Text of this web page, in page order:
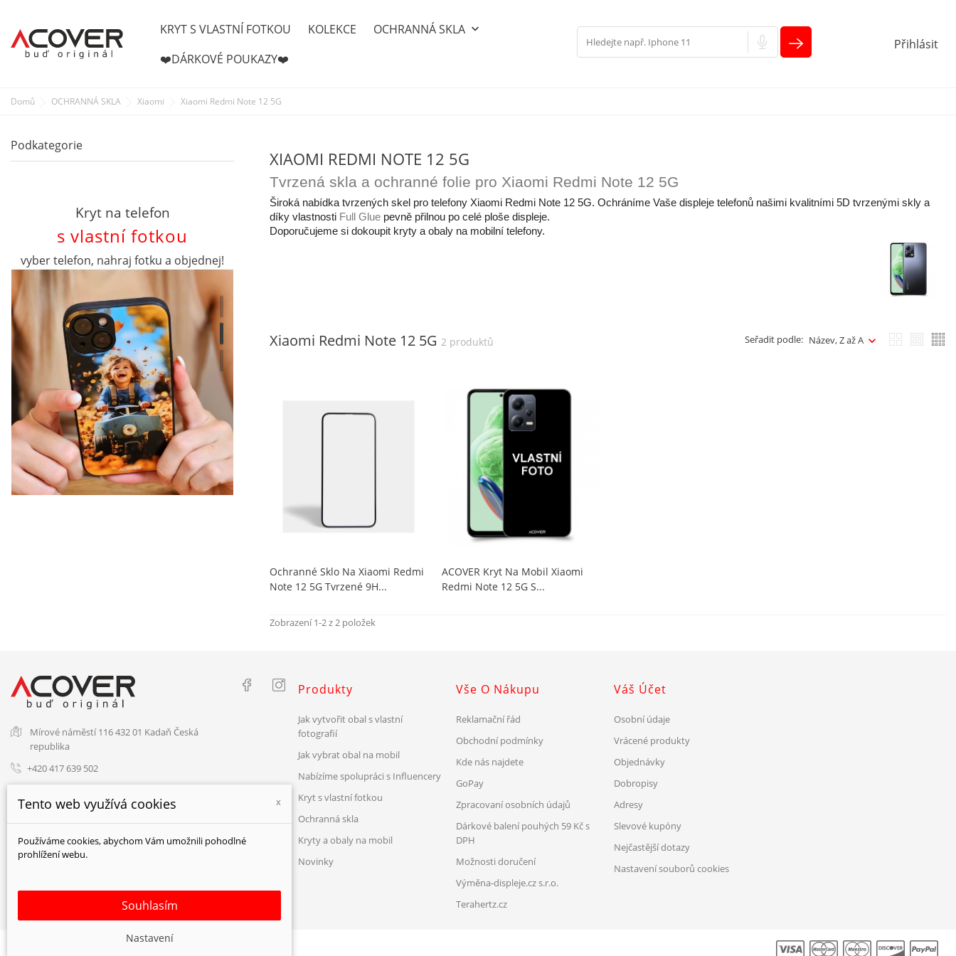
KRYT S VLASTNÍ FOTKOU KOLEKCE OCHRANNÁ SKLA keyboard_arrow_down
❤️DÁRKOVÉ POUKAZY❤️
Přihlásit
Domů OCHRANNÁ SKLA Xiaomi Xiaomi Redmi Note 12 5G
Podkategorie
Kryt na telefon
s vlastní fotkou
vyber telefon, nahraj fotku a objednej!
Kryt na telefon
vyber telefon, nahraj fotku a objednej!
XIAOMI REDMI NOTE 12 5G
Tvrzená skla a ochranné folie pro Xiaomi Redmi Note 12 5G
Široká nabídka tvrzených skel pro telefony Xiaomi Redmi Note 12 5G. Ochráníme Vaše displeje telefonů našimi kvalitními 5D tvrzenými skly a
díky vlastnosti Full Gluepevně přilnou po celé ploše displeje.
Doporučujeme si dokoupit kryty a obaly na mobilní telefony.
Xiaomi Redmi Note 12 5G 2 produktů Seřadit podle: Název, Z až A
Ochranné Sklo Na Xiaomi Redmi
Note 12 5G Tvrzené 9H...
ACOVER Kryt Na Mobil Xiaomi
Redmi Note 12 5G S...
Zobrazení 1-2 z 2 položek
Mírové náměstí 116432 01 Kadaň Česká
republika
+420 417 639 502
Produkty
Jak vytvořit obal s vlastní
fotografií
Jak vybrat obal na mobil
Nabízíme spolupráci s Influencery
Kryt s vlastní fotkou
Ochranná skla
Kryty a obaly na mobil
Novinky
Vše O Nákupu
Reklamační řád
Obchodní podmínky
Kde nás najdete
GoPay
Zpracovaní osobních údajů
Dárkové balení pouhých 59 Kč s
DPH
Možnosti doručení
Výměna-displeje.cz s.r.o.
Terahertz.cz
Váš Účet
Osobní údaje
Vrácené produkty
Objednávky
Dobropisy
Adresy
Slevové kupóny
Nejčastější dotazy
Nastavení souborů cookies
Tento web využívá cookies x
Používáme cookies, abychom Vám umožnili pohodlné
prohlížení webu.
Souhlasím
Nastavení